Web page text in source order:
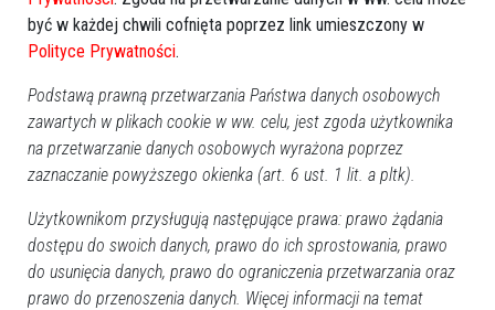
Polska
2025-02-10 12:49
być w każdej chwili cofnięta poprzez link umieszczony w
Polityce Prywatności.
Podstawą prawną przetwarzania Państwa danych osobowych
zawartych w plikach cookie w ww. celu, jest zgoda użytkownika
na przetwarzanie danych osobowych wyrażona poprzez
zaznaczanie powyższego okienka (art. 6 ust. 1 lit. a pltk).
Użytkownikom przysługują następujące prawa: prawo żądania
dostępu do swoich danych, prawo do ich sprostowania, prawo
do usunięcia danych, prawo do ograniczenia przetwarzania oraz
prawo do przenoszenia danych. Więcej informacji na temat